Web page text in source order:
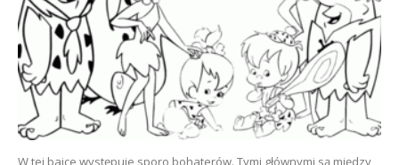
W tej bajce występuje sporo bohaterów. Tymi głównymi są między